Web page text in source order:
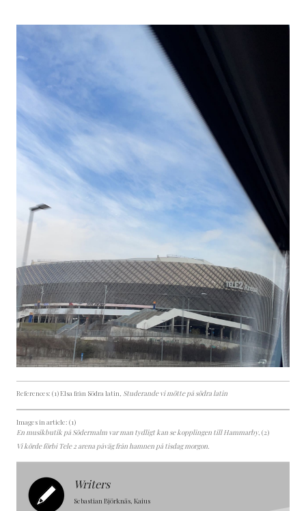
References: (1) Elsa från Södra latin, Studerande vi mötte på södra latin
Images in article: (1)
En musikbutik på Södermalm var man tydligt kan se kopplingen till Hammarby, (2)
Vi körde förbi Tele 2 arena påväg från hamnen på tisdag morgon.
Writers
Sebastian Björknäs, Kaius